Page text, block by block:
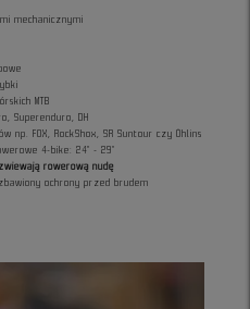
mechanicznymi
MTB
Superenduro, DH
np. FOX, RockShox, SR Suntour czy Öhlins
4-bike: 24" - 29"
rowerową nudę
ochrony przed brudem